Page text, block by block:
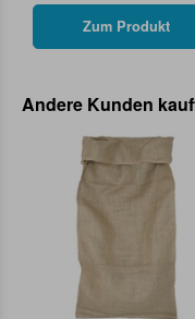
Zum Produkt
Andere Kunden